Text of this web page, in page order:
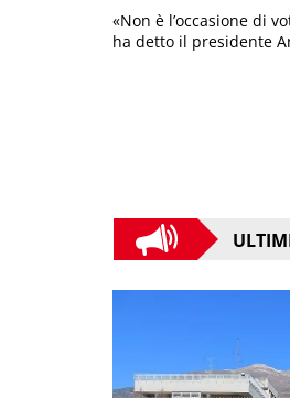
«Non è l’occasione di
ha detto il presidente